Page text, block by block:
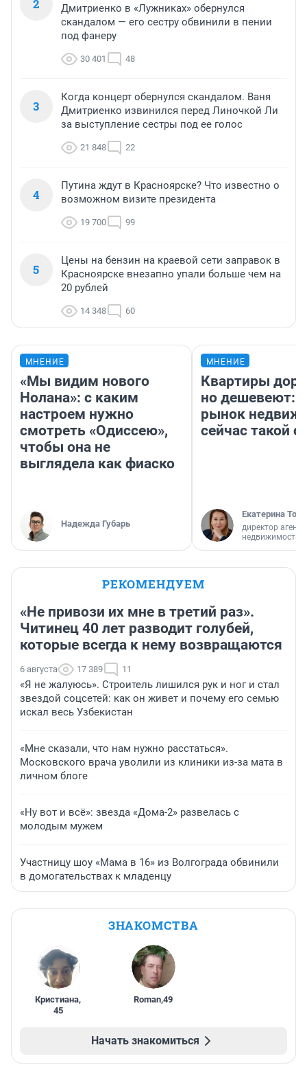
2
Дмитриенко в «Лужниках» обернулся
скандалом — его сестру обвинили в пении
под фанеру
30 401 48
3
Когда концерт обернулся скандалом. Ваня
Дмитриенко извинился перед Линочкой Ли
за выступление сестры под ее голос
21 848 22
4
Путина ждут в Красноярске? Что известно о
возможном визите президента
19 700 99
5
Цены на бензин на краевой сети заправок в
Красноярске внезапно упали больше чем на
20 рублей
14 348 60
МНЕНИЕ
«Мы видим нового
Нолана»: с каким
настроем нужно
смотреть «Одиссею»,
чтобы она не
выглядела как фиаско
Надежда Губарь
МНЕНИЕ
Квартиры
но дешевеют:
рынок
сейчас такой
Екатерина
директор
недвижимости
РЕКОМЕНДУЕМ
«Не привози их мне в третий раз».
Читинец 40 лет разводит голубей,
которые всегда к нему возвращаются
6 августа 17 389 11
«Я не жалуюсь». Строитель лишился рук и ног и стал
звездой соцсетей: как он живет и почему его семью
искал весь Узбекистан
«Мне сказали, что нам нужно расстаться».
Московского врача уволили из клиники из-за мата в
личном блоге
«Ну вот и всё»: звезда «Дома-2» развелась с
молодым мужем
Участницу шоу «Мама в 16» из Волгограда обвинили
в домогательствах к младенцу
ЗНАКОМСТВА
Кристиана,
45
Roman,49
Начать знакомиться